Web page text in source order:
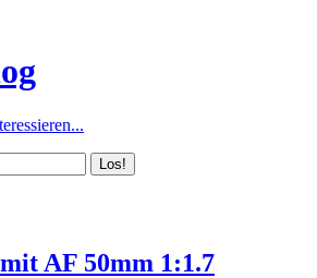
AF 50mm 1:1.7